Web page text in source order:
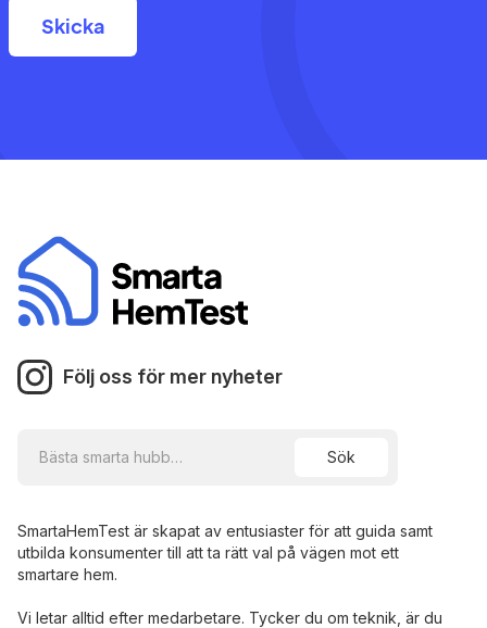
Följ oss för mer nyheter
SmartaHemTest är skapat av entusiaster för att guida samt
utbilda konsumenter till att ta rätt val på vägen mot ett
smartare hem.
Vi letar alltid efter medarbetare. Tycker du om teknik, är du